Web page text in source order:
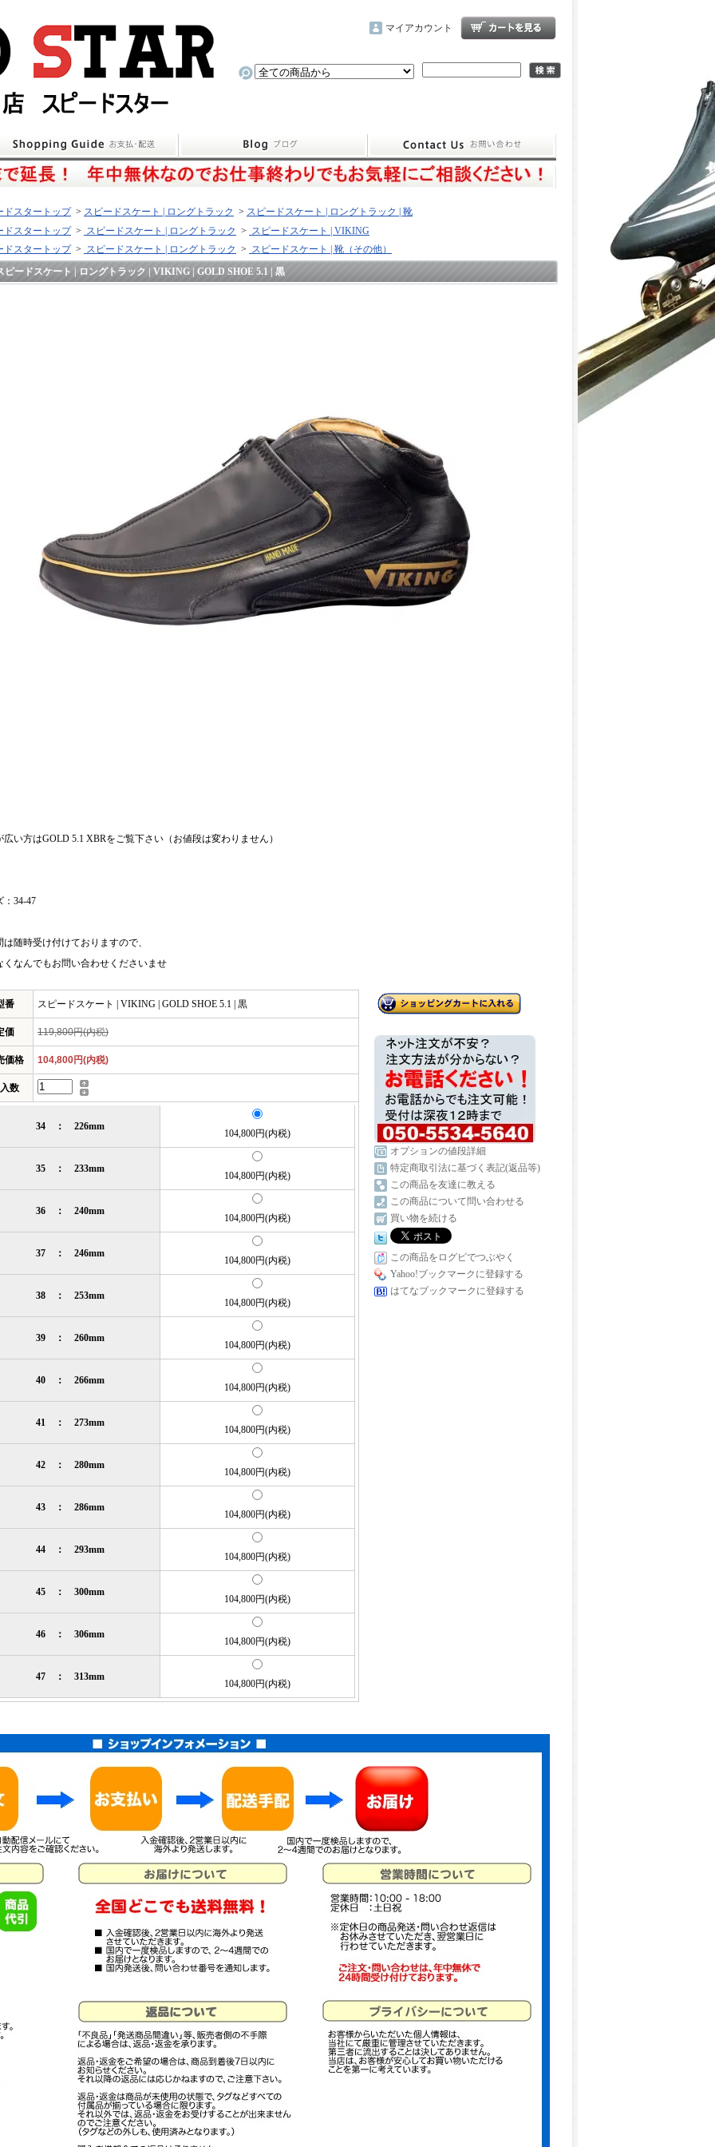
マイアカウント
ドスタートップ > スピードスケート | ロングトラック > スピードスケート | ロングトラック | 靴
ドスタートップ> スピードスケート | ロングトラック > スピードスケート | VIKING
ドスタートップ> スピードスケート | ロングトラック > スピードスケート | 靴（その他）
ピードスケート | ロングトラック | VIKING | GOLD SHOE 5.1 | 黒
広い方はGOLD 5.1 XBRをご覧下さい（お値段は変わりません）
：34-47
は随時受け付けておりますので、
くなんでもお問い合わせくださいませ
番 スピードスケート | VIKING | GOLD SHOE 5.1 | 黒
価 119,800円(内税)
価格 104,800円(内税)
数
34 ： 226mm
104,800円(内税)
35 ： 233mm
104,800円(内税)
36 ： 240mm
104,800円(内税)
37 ： 246mm
104,800円(内税)
38 ： 253mm
104,800円(内税)
39 ： 260mm
104,800円(内税)
40 ： 266mm
104,800円(内税)
41 ： 273mm
104,800円(内税)
42 ： 280mm
104,800円(内税)
43 ： 286mm
104,800円(内税)
44 ： 293mm
104,800円(内税)
45 ： 300mm
104,800円(内税)
46 ： 306mm
104,800円(内税)
47 ： 313mm
104,800円(内税)
オプションの値段詳細
特定商取引法に基づく表記(返品等)
この商品を友達に教える
この商品について問い合わせる
買い物を続ける
この商品をログピでつぶやく
Yahoo!ブックマークに登録する
はてなブックマークに登録する